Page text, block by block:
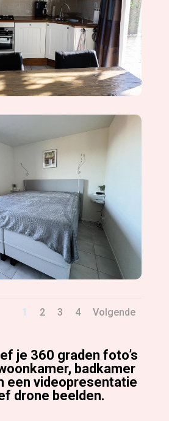
1 2 3 4 Volgende
je 360 graden foto’s
badkamer
een videopresentatie
drone beelden.